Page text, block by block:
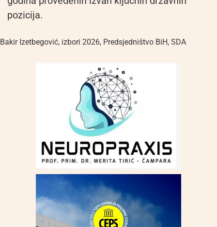
pozicija.
Bakir Izetbegović, izbori 2026, Predsjedništvo BiH, SDA